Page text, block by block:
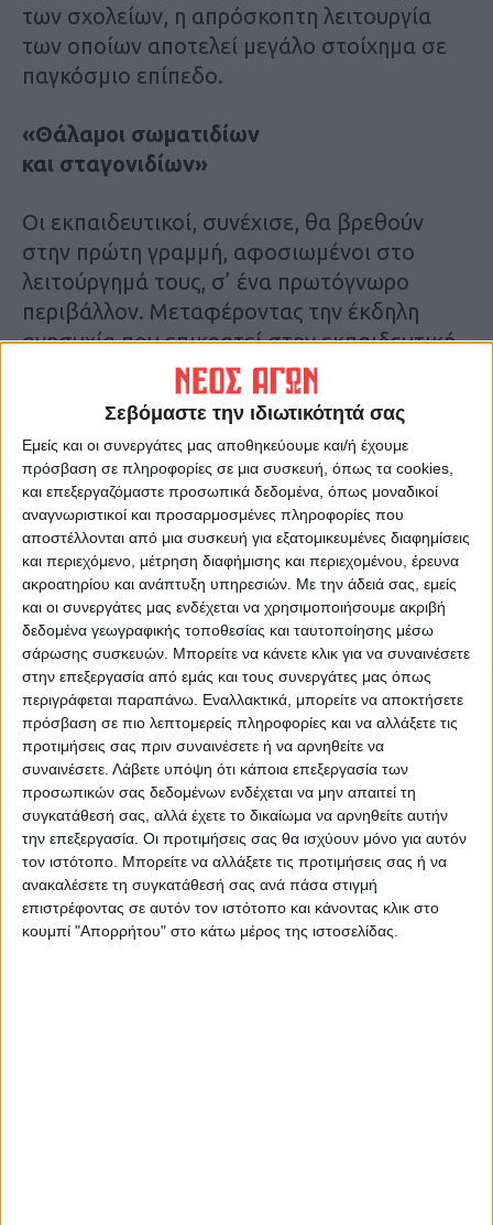
Σεβόμαστε την ιδιωτικότητά σας
Εμείς και οι συνεργάτες μας αποθηκεύουμε και/ή έχουμε
πρόσβαση σε πληροφορίες σε μια συσκευή, όπως τα cookies,
και επεξεργαζόμαστε προσωπικά δεδομένα, όπως μοναδικοί
αναγνωριστικοί και προσαρμοσμένες πληροφορίες που
αποστέλλονται από μια συσκευή για εξατομικευμένες διαφημίσεις
και περιεχόμενο, μέτρηση διαφήμισης και περιεχομένου, έρευνα
ακροατηρίου και ανάπτυξη υπηρεσιών. Με την άδειά σας, εμείς
και οι συνεργάτες μας ενδέχεται να χρησιμοποιήσουμε ακριβή
δεδομένα γεωγραφικής τοποθεσίας και ταυτοποίησης μέσω
σάρωσης συσκευών. Μπορείτε να κάνετε κλικ για να συναινέσετε
στην επεξεργασία από εμάς και τους συνεργάτες μας όπως
περιγράφεται παραπάνω. Εναλλακτικά, μπορείτε να αποκτήσετε
πρόσβαση σε πιο λεπτομερείς πληροφορίες και να αλλάξετε τις
προτιμήσεις σας πριν συναινέσετε ή να αρνηθείτε να
συναινέσετε. Λάβετε υπόψη ότι κάποια επεξεργασία των
προσωπικών σας δεδομένων ενδέχεται να μην απαιτεί τη
συγκατάθεσή σας, αλλά έχετε το δικαίωμα να αρνηθείτε αυτήν
την επεξεργασία. Οι προτιμήσεις σας θα ισχύουν μόνο για αυτόν
τον ιστότοπο. Μπορείτε να αλλάξετε τις προτιμήσεις σας ή να
ανακαλέσετε τη συγκατάθεσή σας ανά πάσα στιγμή
επιστρέφοντας σε αυτόν τον ιστότοπο και κάνοντας κλικ στο
κουμπί "Απορρήτου" στο κάτω μέρος της ιστοσελίδας.
των σχολείων, η απρόσκοπτη λειτουργία
των οποίων αποτελεί μεγάλο στοίχημα σε
παγκόσμιο επίπεδο.
«Θάλαμοι σωματιδίων
και σταγονιδίων»
Οι εκπαιδευτικοί, συνέχισε, θα βρεθούν
στην πρώτη γραμμή, αφοσιωμένοι στο
λειτούργημά τους, σ’ ένα πρωτόγνωρο
περιβάλλον. Μεταφέροντας την έκδηλη
ανησυχία που επικρατεί στην εκπαιδευτική
κοινότητα, σημείωσε ότι με απόφαση του
Υπουργείου οι σχολικές αίθουσες θα
λειτουργήσουν σε πλήρη διάταξη με 27
μαθητές ανά τμήμα και εκπαιδευτικό,
κάνοντας λόγο για «αίθουσες- θαλάμους
σωματιδίων και σταγονιδίων».
Η διασφάλιση της απαιτούμενης
αποστασιοποίησης και η μείωση του
αριθμού των μαθητών ανά αίθουσα,
προϋποθέτει όπως τόνισε ο κ Καραγιάννης,
την άμεση πρόσληψη εκπαιδευτικού
προσωπικού.
Η κ. Ματιάτου εξέφρασε την άποψη των
εκπαιδευτικών ότι η διαδικασία της
μάθησης και η αλληλεπίδραση με τους
μαθητές πρέπει να ζωντανή.
Αναλυτικότερα στην έντυπη έκδοση του
Νέου Αγώνα